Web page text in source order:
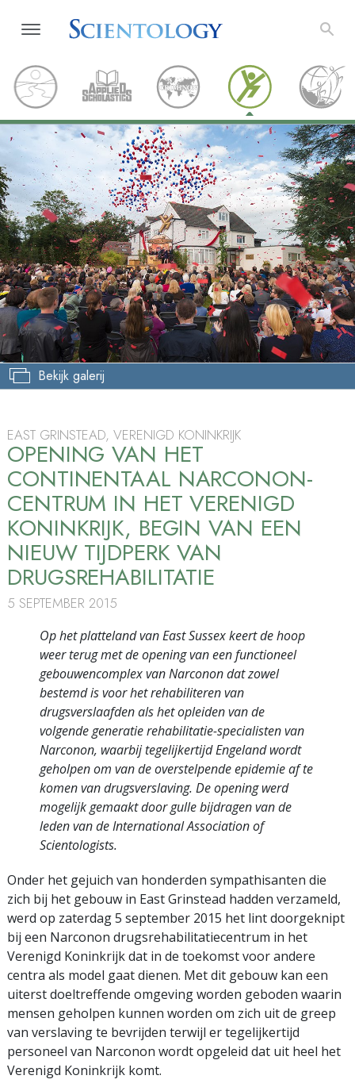
Bekijk galerij
EAST GRINSTEAD, VERENIGD KONINKRIJK
OPENING VAN HET
CONTINENTAAL NARCONON-
CENTRUM IN HET VERENIGD
KONINKRIJK, BEGIN VAN EEN
NIEUW TIJDPERK VAN
DRUGSREHABILITATIE
5 SEPTEMBER 2015
Op het platteland van East Sussex keert de hoop
weer terug met de opening van een functioneel
gebouwencomplex van Narconon dat zowel
bestemd is voor het rehabiliteren van
drugsverslaafden als het opleiden van de
volgende generatie rehabilitatie-specialisten van
Narconon, waarbij tegelijkertijd Engeland wordt
geholpen om van de overstelpende epidemie af te
komen van drugsverslaving. De opening werd
mogelijk gemaakt door gulle bijdragen van de
leden van de International Association of
Scientologists.
Onder het gejuich van honderden sympathisanten die
zich bij het gebouw in East Grinstead hadden verzameld,
werd op zaterdag 5 september 2015 het lint doorgeknipt
bij een Narconon drugsrehabilitatiecentrum in het
Verenigd Koninkrijk dat in de toekomst voor andere
centra als model gaat dienen. Met dit gebouw kan een
uiterst doeltreffende omgeving worden geboden waarin
mensen geholpen kunnen worden om zich uit de greep
van verslaving te bevrijden terwijl er tegelijkertijd
personeel van Narconon wordt opgeleid dat uit heel het
Verenigd Koninkrijk komt.